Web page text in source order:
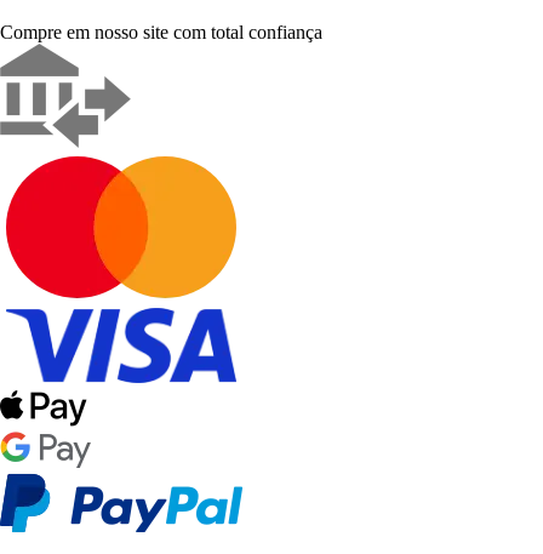
Compre em nosso site com total confiança